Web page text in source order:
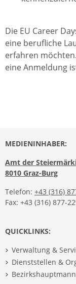
Die EU Career
eine berufliche
erfahren
eine Anmeldung
MEDIENINHABER:
Amt der
8010 Graz-Burg
Telefon: +43 (316)
Fax: +43 (316) 877-
QUICKLINKS:
Verwaltung &
Dienststellen &